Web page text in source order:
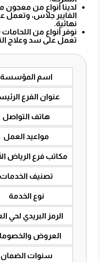
لدينا أنواع من
الفايبر جلاس،
نهائية.
نوفر أنواع من اللحامات
تعمل على سد وعلاج
اسم المؤسسة
عنوان الفرع
هاتف التواصل
مواعيد العمل
مكاتب فرع الرياض
تصنيف الخدمات
نوع الخدمة
الرمز البريدي لحي
العروض
سنوات الضمان